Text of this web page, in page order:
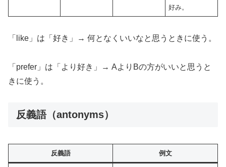
好み。
「like」は「好き」→ 何となくいいなと思うときに使う。
「prefer」は「より好き」→ AよりBの方がいいと思うと
きに使う。
反義語（antonyms）
反義語 例文